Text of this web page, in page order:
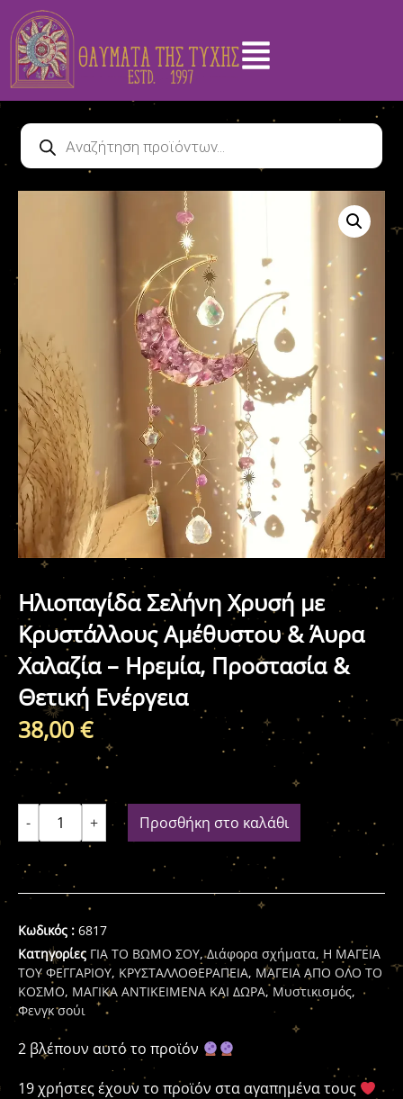
Ηλιοπαγίδα Σελήνη Χρυσή με
Κρυστάλλους Αμέθυστου & Άυρα
Χαλαζία – Ηρεμία, Προστασία &
Θετική Ενέργεια
38,00€
- + Προσθήκη στο καλάθι
Κωδικός : 6817
Κατηγορίες ΓΙΑ ΤΟ ΒΩΜΟ ΣΟΥ,Διάφορα σχήματα, Η ΜΑΓΕΙΑ
ΤΟΥ ΦΕΓΓΑΡΙΟΥ, ΚΡΥΣΤΑΛΛΟΘΕΡΑΠΕΙΑ, ΜΑΓΕΙΑ ΑΠΟ ΟΛΟ ΤΟ
ΚΟΣΜΟ, ΜΑΓΙΚΑ ΑΝΤΙΚΕΙΜΕΝΑ ΚΑΙ ΔΩΡΑ,Μυστικισμός,
Φενγκ σούι
2 βλέπουν αυτό το προϊόν
19 χρήστες έχουν το προϊόν στα αγαπημένα τους